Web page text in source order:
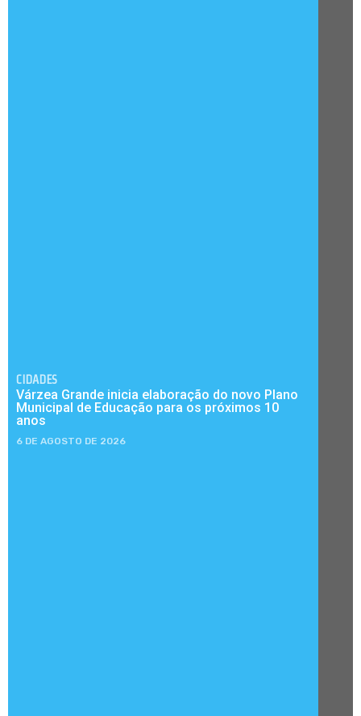
CIDADES
Várzea Grande inicia elaboração do novo Plano
Municipal de Educação para os próximos 10
anos
6 DE AGOSTO DE 2026